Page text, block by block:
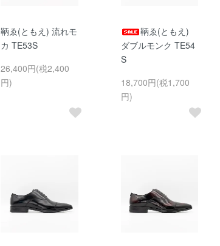
鞆ゑ(ともえ) 流れモ
カ TE53S
26,400円(税2,400
円)
鞆ゑ(ともえ)
ダブルモンク TE54
S
18,700円(税1,700
円)